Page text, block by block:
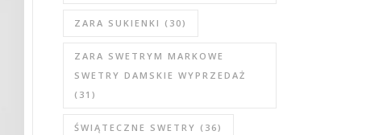
ZARA SUKIENKI (30)
ZARA SWETRYM MARKOWE
SWETRY DAMSKIE WYPRZEDAŻ
(31)
ŚWIĄTECZNE SWETRY (36)